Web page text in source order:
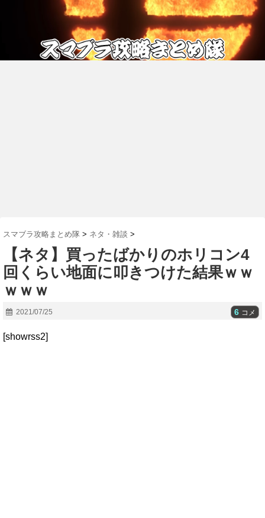
スマブラ攻略まとめ隊 > ネタ・雑談 >
【ネタ】買ったばかりのホリコン4
回くらい地面に叩きつけた結果ｗｗ
ｗｗｗ
2021/07/25 6 コメ
[showrss2]